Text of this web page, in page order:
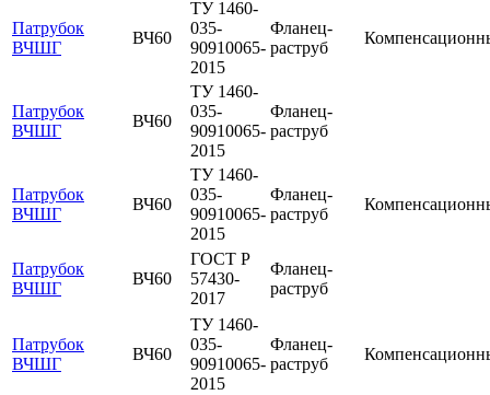
Патрубок
ВЧШГ
ВЧ60
ТУ 1460-
035-
90910065-
2015
Фланец-
раструб
Патрубок
ВЧШГ
ВЧ60
ТУ 1460-
035-
90910065-
2015
Фланец-
раструб
Патрубок
ВЧШГ
ВЧ60
ТУ 1460-
035-
90910065-
2015
Фланец-
раструб
Патрубок
ВЧШГ
ВЧ60
ГОСТ Р
57430-
2017
Фланец-
раструб
Патрубок
ВЧШГ
ВЧ60
ТУ 1460-
035-
90910065-
2015
Фланец-
раструб